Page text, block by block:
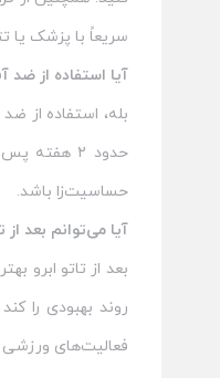
سریعاً با پزشک یا
آیا استفاده از ضد
بله، استفاده از
حساسیت‌زا باشد.
آیا می‌توانم بعد
روند بهبودی را
فعالیت‌های ورزشی